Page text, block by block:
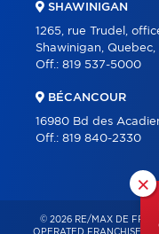
×
SHAWINIGAN
1265, rue Trudel,
Shawinigan, Quebec,
Off.: 819 537-5000
BÉCANCOUR
16980 Bd des
Off.: 819 840-2330
© 2026 RE/MAX DE
OPERATED FRANCHISE